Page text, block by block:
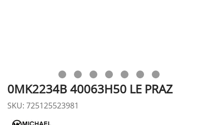
0MK2234B 40063H50 LE PRAZ
SKU: 725125523981